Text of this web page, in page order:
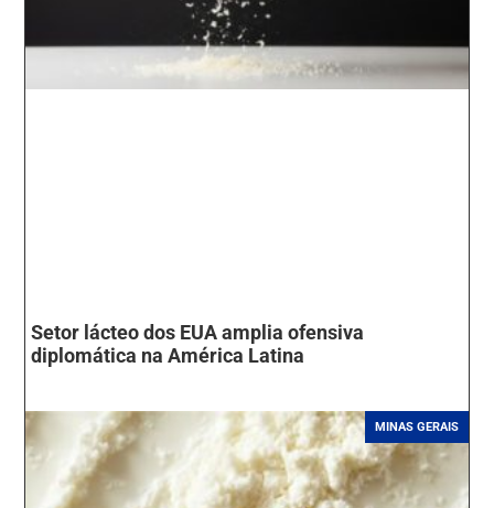
Setor lácteo dos EUA amplia ofensiva
diplomática na América Latina
MINAS GERAIS